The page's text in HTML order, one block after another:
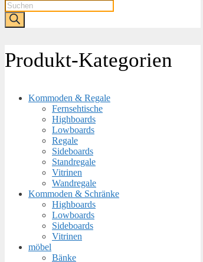
Products
search
Produkt-Kategorien
Kommoden & Regale
Fernsehtische
Highboards
Lowboards
Regale
Sideboards
Standregale
Vitrinen
Wandregale
Kommoden & Schränke
Highboards
Lowboards
Sideboards
Vitrinen
möbel
Bänke